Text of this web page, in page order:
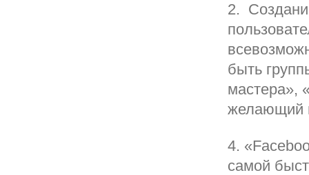
2.
быть
мастера»,
желающий
4.
самой